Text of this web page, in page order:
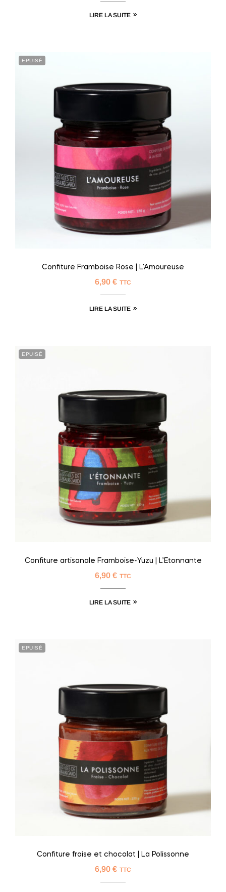
LIRE LA SUITE
EPUISÉ
Confiture Framboise Rose | L’Amoureuse
6,90 € TTC
LIRE LA SUITE
EPUISÉ
Confiture artisanale Framboise-Yuzu | L’Etonnante
6,90 € TTC
LIRE LA SUITE
EPUISÉ
Confiture fraise et chocolat | La Polissonne
6,90 € TTC